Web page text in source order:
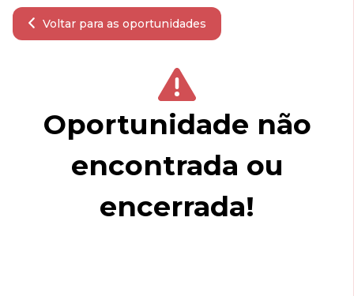
Voltar para as oportunidades
Oportunidade não
encontrada ou
encerrada!